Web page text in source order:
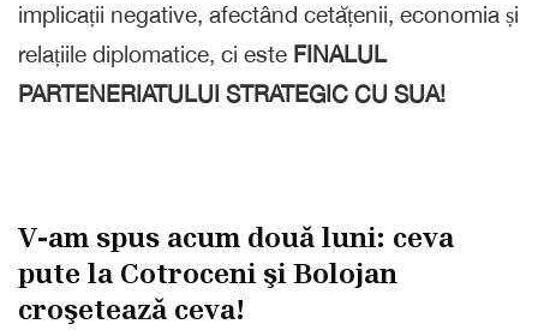
implicații negative, afectând cetățenii, economia și
relațiile diplomatice, ci este FINALUL
PARTENERIATULUI STRATEGIC CU SUA!
V-am spus acum douǎ luni: ceva
pute la Cotroceni şi Bolojan
croşeteazǎ ceva!